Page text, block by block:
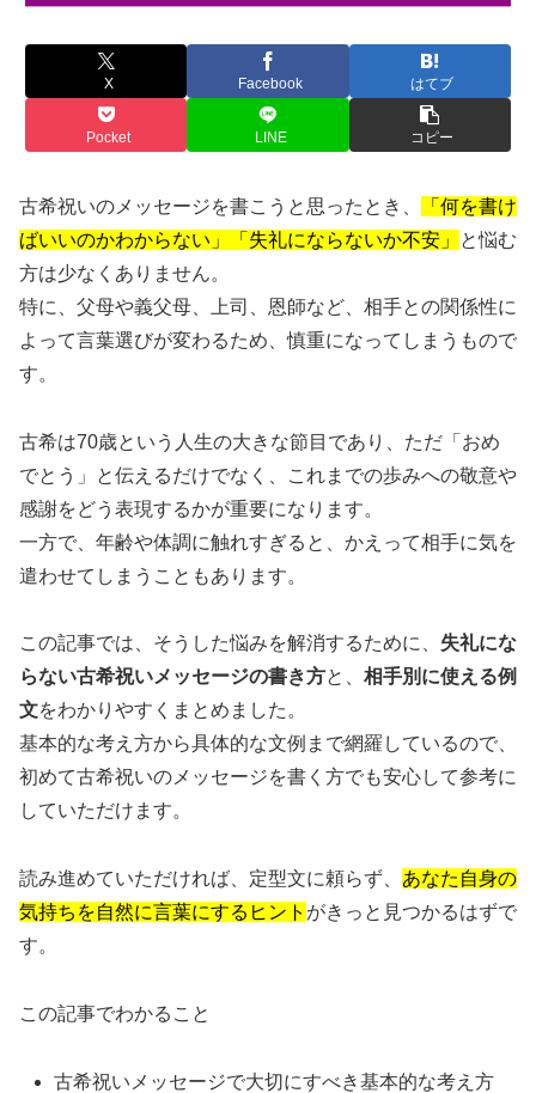
X Facebook はてブ
Pocket LINE コピー
古希祝いのメッセージを書こうと思ったとき、
「何を書け
ばいいのかわからない」「失礼にならないか不安」
と悩む
方は少なくありません。
特に、父母や義父母、上司、恩師など、相手との関係性に
よって言葉選びが変わるため、慎重になってしまうもので
す。
古希は70歳という人生の大きな節目であり、ただ「おめ
でとう」と伝えるだけでなく、これまでの歩みへの敬意や
感謝をどう表現するかが重要になります。
一方で、年齢や体調に触れすぎると、かえって相手に気を
遣わせてしまうこともあります。
この記事では、そうした悩みを解消するために、 失礼にな
らない古希祝いメッセージの書き方と、 相手別に使える例
文をわかりやすくまとめました。
基本的な考え方から具体的な文例まで網羅しているので、
初めて古希祝いのメッセージを書く方でも安心して参考に
していただけます。
読み進めていただければ、定型文に頼らず、 あなた自身の
気持ちを自然に言葉にするヒント がきっと見つかるはずで
す。
この記事でわかること
古希祝いメッセージで大切にすべき基本的な考え方